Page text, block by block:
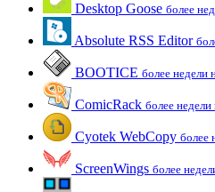
Desktop Goose более
Absolute RSS Editor
BOOTICE более недели
ComicRack более недели
Cyotek WebCopy более
ScreenWings более